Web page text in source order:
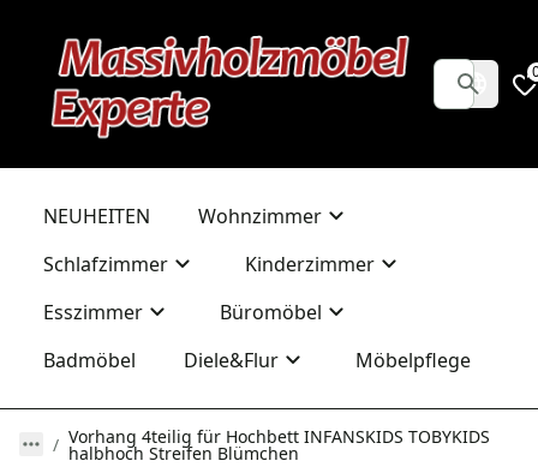
NEUHEITEN
Wohnzimmer
Schlafzimmer
Kinderzimmer
Esszimmer
Büromöbel
Badmöbel
Diele&Flur Möbelpflege
Vorhang 4teilig für Hochbett INFANSKIDS TOBYKIDS
halbhoch Streifen Blümchen